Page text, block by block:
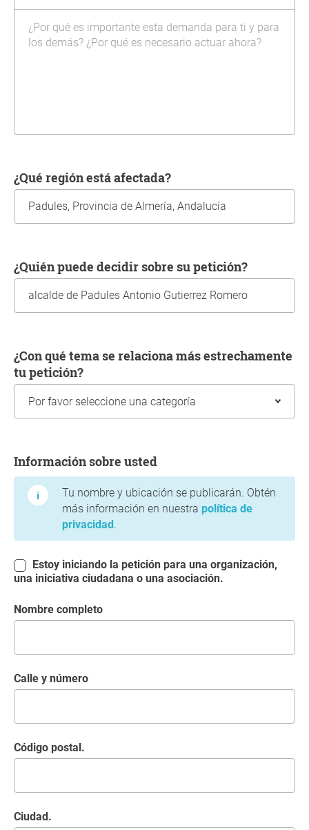
¿Qué región está afectada?
¿Quién puede decidir sobre su petición?
¿Con qué tema se relaciona más estrechamente
tu petición?
Información sobre usted
Tu nombre y ubicación se publicarán. Obtén
más información en nuestra política de
privacidad .
una iniciativa ciudadana o una asociación.
Nombre completo
Calle y número
Código postal.
Ciudad.